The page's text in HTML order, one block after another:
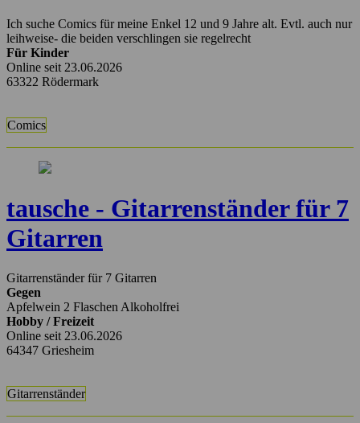
Ich suche Comics für meine Enkel 12 und 9 Jahre alt. Evtl. auch nur
leihweise- die beiden verschlingen sie regelrecht
Für Kinder
Online seit 23.06.2026
63322 Rödermark
Comics
tausche - Gitarrenständer für 7
Gitarren
Gitarrenständer für 7 Gitarren
Gegen
Apfelwein 2 Flaschen Alkoholfrei
Hobby / Freizeit
Online seit 23.06.2026
64347 Griesheim
Gitarrenständer